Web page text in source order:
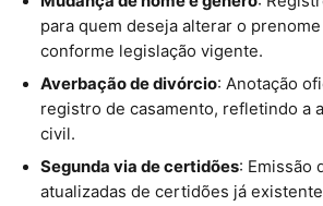
para quem deseja alterar o
conforme legislação vigente.
Averbação de divórcio: Anotação
registro de casamento, refletindo a
civil.
Segunda via de certidões: Emissão
atualizadas de certidões já